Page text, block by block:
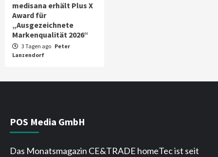
medisana erhält Plus X
Award für
„Ausgezeichnete
Markenqualität 2026“
3 Tagen ago Peter
Lanzendorf
POS Media GmbH
Das Monatsmagazin CE&TRADE homeTec ist seit